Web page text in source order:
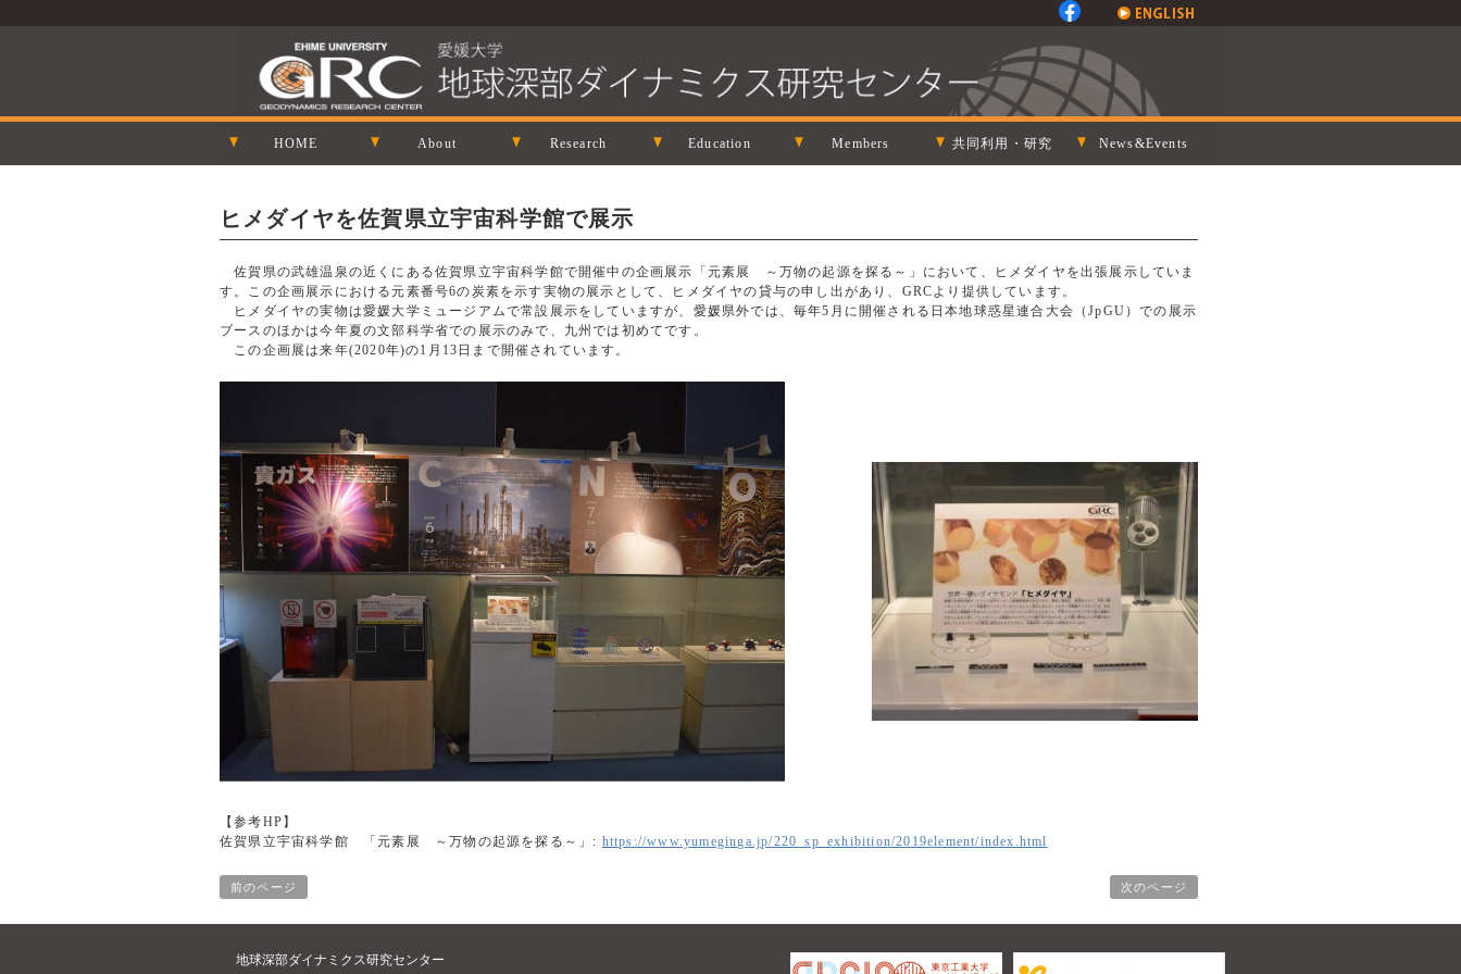
HOME About Research Education Members 共同利用・研究 News&Events
ヒメダイヤを佐賀県立宇宙科学館で展示
佐賀県の武雄温泉の近くにある佐賀県立宇宙科学館で開催中の企画展示「元素展 ～万物の起源を探る～」において、ヒメダイヤを出張展示していま
す。この企画展示における元素番号6の炭素を示す実物の展示として、ヒメダイヤの貸与の申し出があり、GRCより提供しています。
ヒメダイヤの実物は愛媛大学ミュージアムで常設展示をしていますが、愛媛県外では、毎年5月に開催される日本地球惑星連合大会（JpGU）での展示
ブースのほかは今年夏の文部科学省での展示のみで、九州では初めてです。
この企画展は来年(2020年)の1月13日まで開催されています。
【参考HP】
佐賀県立宇宙科学館 「元素展 ～万物の起源を探る～」: https://www.yumeginga.jp/220_sp_exhibition/2019element/index.html
前のページ 次のページ
地球深部ダイナミクス研究センター